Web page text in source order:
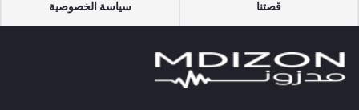
قصتنا سياسة الخصوصية